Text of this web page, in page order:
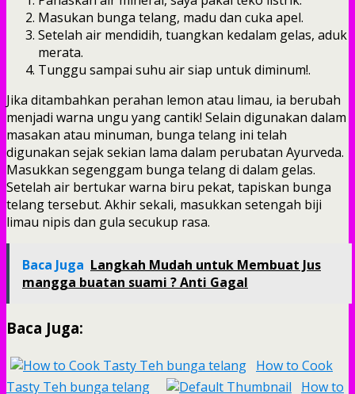
Masukan bunga telang, madu dan cuka apel.
Setelah air mendidih, tuangkan kedalam gelas, aduk
merata.
Tunggu sampai suhu air siap untuk diminum!.
Jika ditambahkan perahan lemon atau limau, ia berubah
menjadi warna ungu yang cantik! Selain digunakan dalam
masakan atau minuman, bunga telang ini telah
digunakan sejak sekian lama dalam perubatan Ayurveda.
Masukkan segenggam bunga telang di dalam gelas.
Setelah air bertukar warna biru pekat, tapiskan bunga
telang tersebut. Akhir sekali, masukkan setengah biji
limau nipis dan gula secukup rasa.
Baca Juga Langkah Mudah untuk Membuat Jus
mangga buatan suami ? Anti Gagal
Baca Juga:
How to Cook
Tasty Teh bunga telang
How to